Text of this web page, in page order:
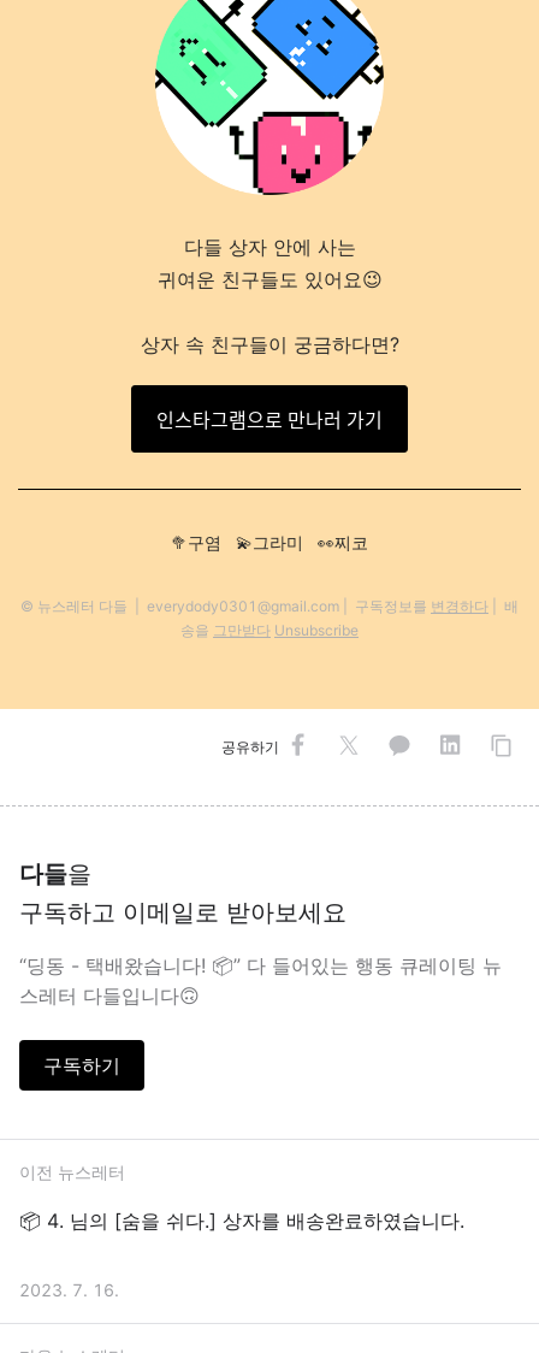
다들 상자 안에 사는
귀여운 친구들도 있어요😉
상자 속 친구들이 궁금하다면?
인스타그램으로 만나러 가기
🥦구염 💫그라미 👀찌코
© 뉴스레터 다들 | everydody0301@gmail.com | 구독정보를 변경하다 | 배
송을 그만받다 Unsubscribe
공유하기
다들을
구독하고 이메일로 받아보세요
“딩동 - 택배왔습니다! 📦” 다 들어있는 행동 큐레이팅 뉴
스레터 다들입니다🙃
구독하기
이전 뉴스레터
📦 4. 님의 [숨을 쉬다.] 상자를 배송완료하였습니다.
2023. 7. 16.